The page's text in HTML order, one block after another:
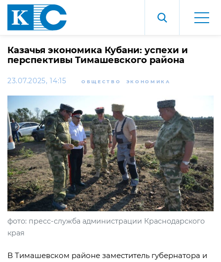
Казачья экономика Кубани: успехи и
перспективы Тимашевского района
23.07.2025, 14:15 ОБЩЕСТВО ЭКОНОМИКА
фото: пресс-служба администрации Краснодарского
края
В Тимашевском районе заместитель губернатора и